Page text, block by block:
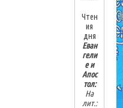
Чтен
ия
дня
Еван
гели
е и
Апос
тол:
На
лит.: